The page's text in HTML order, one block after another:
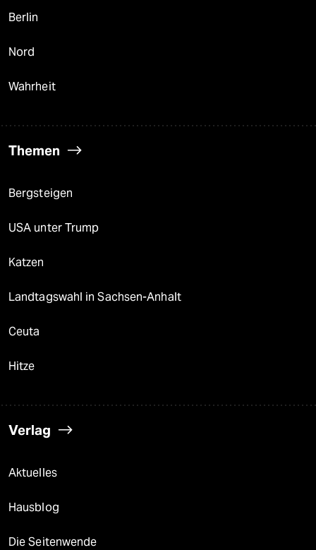
Berlin
Nord
Wahrheit
Themen
Bergsteigen
USA unter Trump
Katzen
Landtagswahl in Sachsen-Anhalt
Ceuta
Hitze
Verlag
Aktuelles
Hausblog
Die Seitenwende